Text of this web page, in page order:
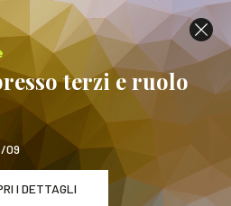
terzi e ruolo
09
I DETTAGLI